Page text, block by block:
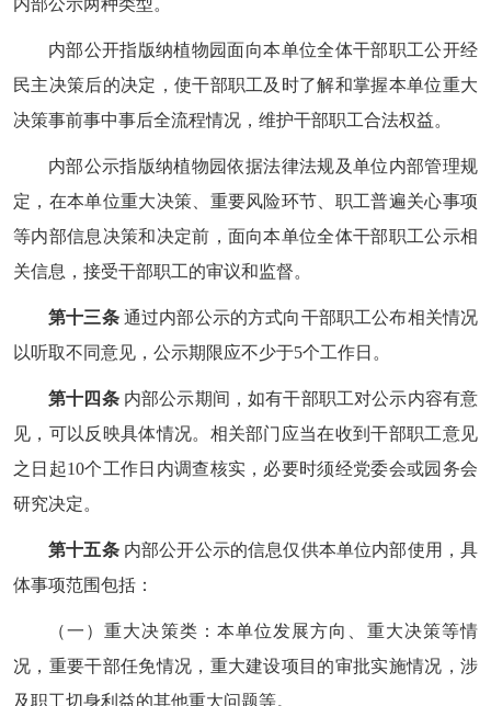
内部公示两种类型。
内部公开指版纳植物园面向本单位全体干部职工公开经
民主决策后的决定，使干部职工及时了解和掌握本单位重大
决策事前事中事后全流程情况，维护干部职工合法权益。
内部公示指版纳植物园依据法律法规及单位内部管理规
定，在本单位重大决策、重要风险环节、职工普遍关心事项
等内部信息决策和决定前，面向本单位全体干部职工公示相
关信息，接受干部职工的审议和监督。
第十三条通过内部公示的方式向干部职工公布相关情况
以听取不同意见，公示期限应不少于5个工作日。
第十四条内部公示期间，如有干部职工对公示内容有意
见，可以反映具体情况。相关部门应当在收到干部职工意见
之日起10个工作日内调查核实，必要时须经党委会或园务会
研究决定。
第十五条内部公开公示的信息仅供本单位内部使用，具
体事项范围包括：
（一）重大决策类：本单位发展方向、重大决策等情
况，重要干部任免情况，重大建设项目的审批实施情况，涉
及职工切身利益的其他重大问题等。